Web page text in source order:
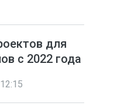
для
с 2022 года